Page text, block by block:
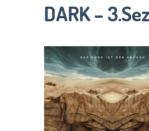
DARK –